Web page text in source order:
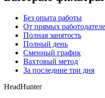
Без опыта работы
От прямых
Полная занятость
Полный день
Сменный график
Вахтовый метод
За последние три дня
HeadHunter